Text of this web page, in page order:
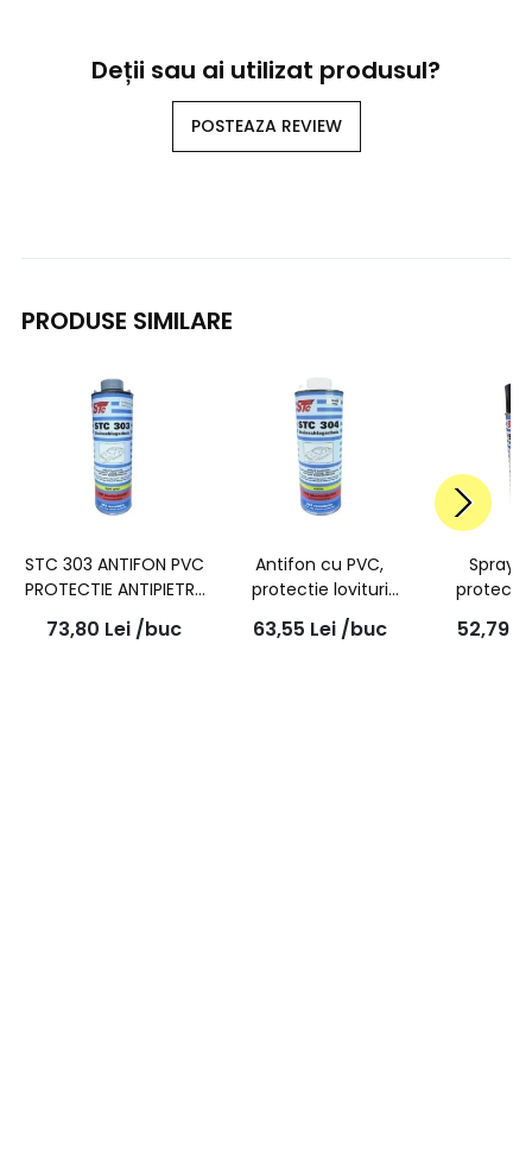
Deții sau ai utilizat produsul?
POSTEAZA REVIEW
PRODUSE SIMILARE
STC 303 ANTIFON PVC
PROTECTIE ANTIPIETRE
GRI 1L
73,80 Lei /buc
Antifon cu PVC,
protectie lovituri
pietre, alb, 1L, 304 |
STC
63,55 Lei /buc
Spray
302 |
52,79